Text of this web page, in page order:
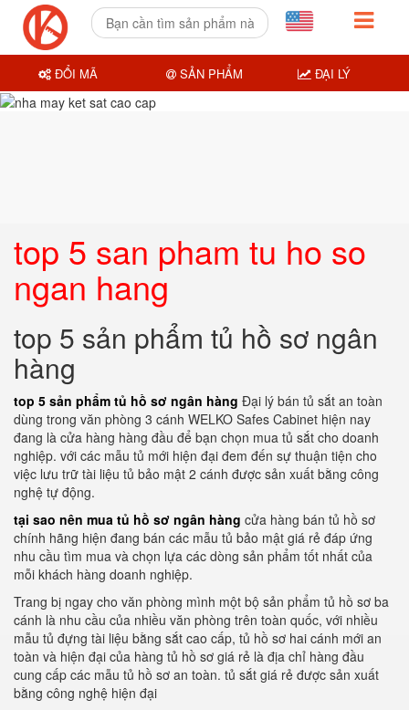
top 5 san pham tu ho so
ngan hang
top 5 sản phẩm tủ hồ sơ ngân
hàng
top 5 sản phẩm tủ hồ sơ ngân hàng Đại lý bán tủ sắt an toàn
dùng trong văn phòng 3 cánh WELKO Safes Cabinet hiện nay
đang là cửa hàng hàng đầu để bạn chọn mua tủ sắt cho doanh
nghiệp. với các mẫu tủ mới hiện đại đem đến sự thuận tiện cho
việc lưu trữ tài liệu tủ bảo mật 2 cánh được sản xuất bằng công
nghệ tự động.
tại sao nên mua tủ hồ sơ ngân hàng cửa hàng bán tủ hồ sơ
chính hãng hiện đang bán các mẫu tủ bảo mật giá rẻ đáp ứng
nhu cầu tìm mua và chọn lựa các dòng sản phẩm tốt nhất của
mỗi khách hàng doanh nghiệp.
Trang bị ngay cho văn phòng mình một bộ sản phẩm tủ hồ sơ ba
cánh là nhu cầu của nhiều văn phòng trên toàn quốc, với nhiều
mẫu tủ đựng tài liệu bằng sắt cao cấp, tủ hồ sơ hai cánh mới an
toàn và hiện đại của hàng tủ hồ sơ giá rẻ là địa chỉ hàng đầu
cung cấp các mẫu tủ hồ sơ an toàn. tủ sắt giá rẻ được sản xuất
bằng công nghệ hiện đại
ĐỔI MÃ SẢN PHẨM ĐẠI LÝ